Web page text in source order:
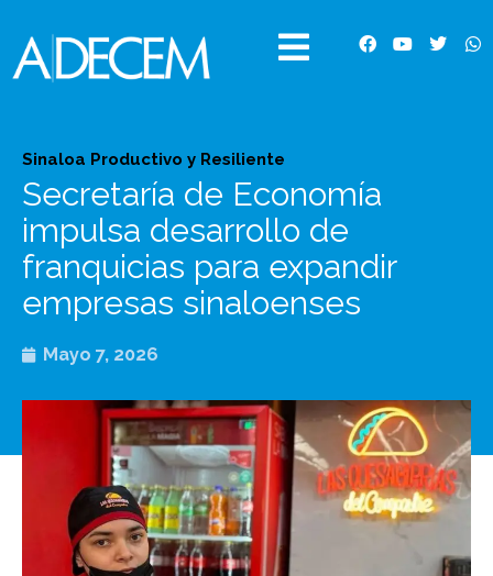
contenido
F
a
Y
T
W
Sinaloa Productivo y Resiliente
Secretaría de Economía
impulsa desarrollo de
franquicias para expandir
empresas sinaloenses
Mayo 7, 2026